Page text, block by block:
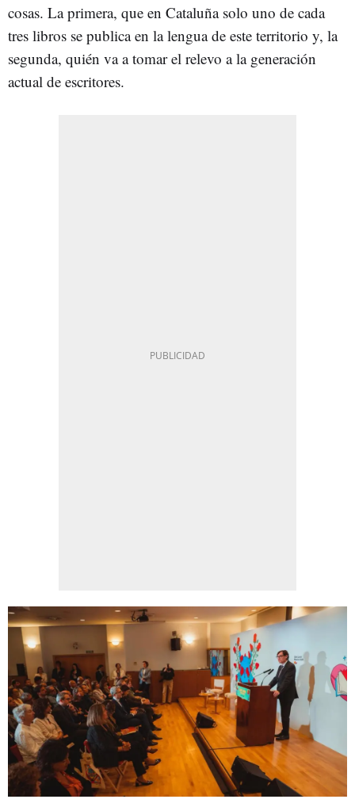
cosas. La primera, que en Cataluña solo uno de cada
tres libros se publica en la lengua de este territorio y, la
segunda, quién va a tomar el relevo a la generación
actual de escritores.